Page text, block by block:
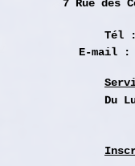
7 Rue des
Tél
E-mail
Du